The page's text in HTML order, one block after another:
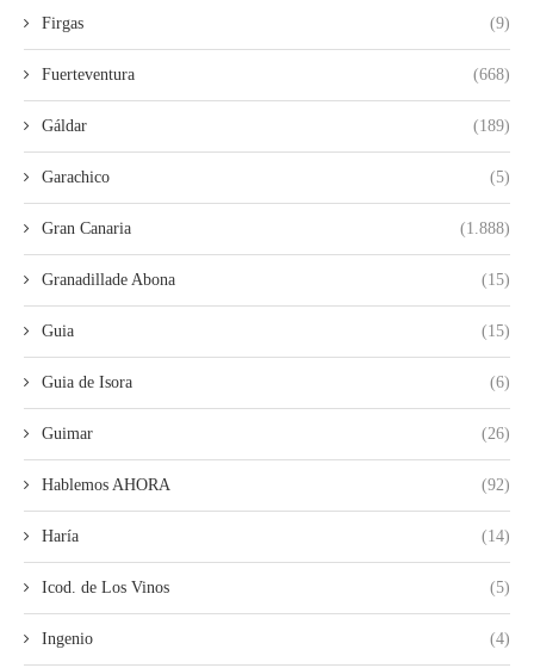
Firgas (9)
Fuerteventura (668)
Gáldar (189)
Garachico (5)
Gran Canaria (1.888)
Granadillade Abona (15)
Guia (15)
Guia de Isora (6)
Guimar (26)
Hablemos AHORA (92)
Haría (14)
Icod. de Los Vinos (5)
Ingenio (4)